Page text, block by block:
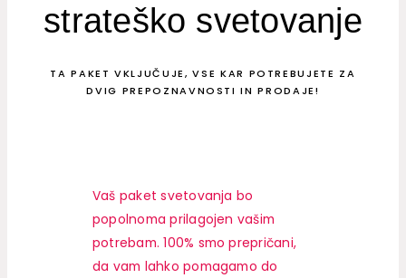
strateško svetovanje
TA PAKET VKLJUČUJE, VSE KAR POTREBUJETE ZA
DVIG PREPOZNAVNOSTI IN PRODAJE!
Vaš paket svetovanja bo
popolnoma prilagojen vašim
potrebam. 100% smo prepričani,
da vam lahko pomagamo do